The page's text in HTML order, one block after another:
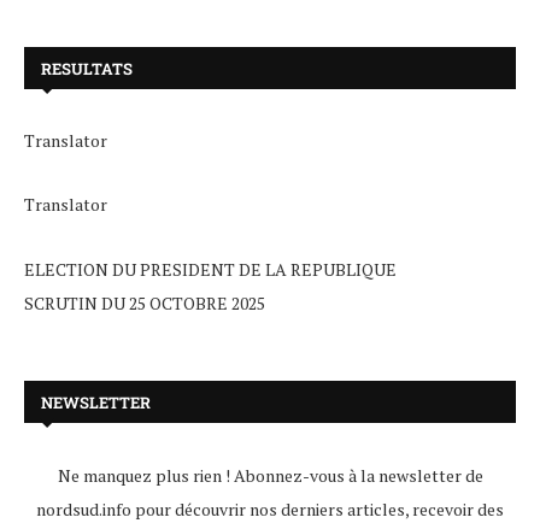
RESULTATS
Translator
Translator
ELECTION DU PRESIDENT DE LA REPUBLIQUE
SCRUTIN DU 25 OCTOBRE 2025
NEWSLETTER
Ne manquez plus rien ! Abonnez-vous à la newsletter de
nordsud.info pour découvrir nos derniers articles, recevoir des